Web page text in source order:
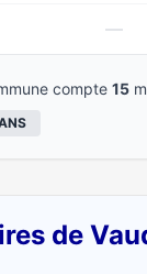
—
compte 15
de